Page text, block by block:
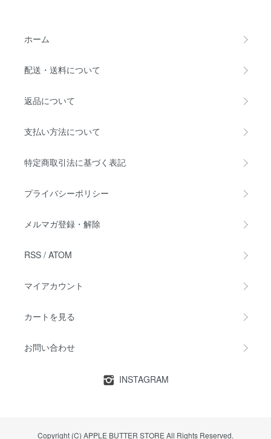
ホーム
配送・送料について
返品について
支払い方法について
特定商取引法に基づく表記
プライバシーポリシー
メルマガ登録・解除
RSS / ATOM
マイアカウント
カートを見る
お問い合わせ
INSTAGRAM
Copyright (C) APPLE BUTTER STORE All Rights Reserved.